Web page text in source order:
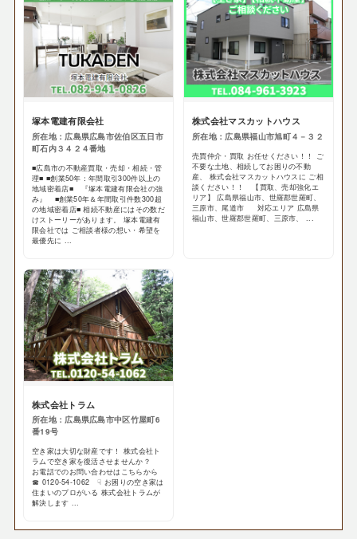
塚本電建有限会社
所在地：広島県広島市佐伯区五日市
町石内３４２４番地
■広島市の不動産買取・売却・相続・管
理■ ■創業50年：年間取引300件以上の
地域密着店■ 『塚本電建有限会社の強
み』 ■創業50年＆年間取引件数300超
の地域密着店■ 相続不動産にはその数だ
けストーリーがあります。 塚本電建有
限会社では ご相談者様の想い・希望を
最優先に ...
株式会社マスカットハウス
所在地：広島県福山市旭町４－３２
売買仲介・買取 お任せください！！ ご
不要な土地、相続してお困りの不動
産、 株式会社マスカットハウスに ご相
談ください！！ 【買取、売却強化エ
リア】 広島県福山市、世羅郡世羅町、
三原市、尾道市 対応エリア 広島県
福山市、世羅郡世羅町、三原市、 ...
株式会社トラム
所在地：広島県広島市中区竹屋町6
番19号
空き家は大切な財産です！ 株式会社ト
ラムで空き家を復活させませんか？
お電話でのお問い合わせはこちらから
☎ 0120-54-1062 ☟ お困りの空き家は
住まいのプロがいる 株式会社トラムが
解決します ...